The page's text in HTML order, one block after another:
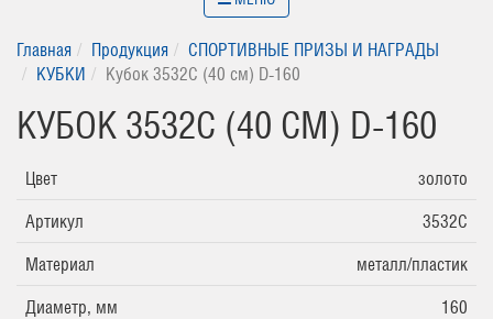
Главная Продукция
СПОРТИВНЫЕ ПРИЗЫ И НАГРАДЫ
КУБКИ
Кубок 3532C (40 см) D-160
КУБОК 3532C (40 СМ) D-160
Цвет
золото
Артикул
3532C
Материал
металл/пластик
Диаметр, мм
160